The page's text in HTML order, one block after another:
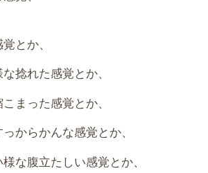
とか、
捻れた感覚とか、
まった感覚とか、
からかんな感覚とか、
な腹立たしい感覚とか、